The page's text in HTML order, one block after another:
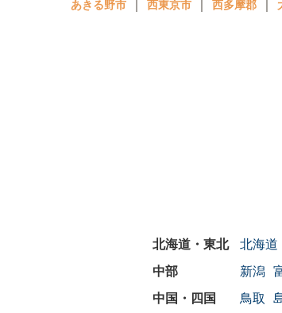
あきる野市 ｜ 西東京市 ｜ 西多摩郡 ｜
北海道
新潟
鳥取